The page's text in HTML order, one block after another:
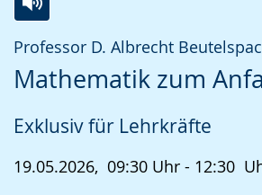
Professor D. Albrecht
Mathematik zum
Exklusiv für Lehrkräfte
19.05.2026, 09:30 Uhr - 12:30
Leichten
Sprache
Audio-
Unterstützung.
Video
in
Gebärdensprache
wird